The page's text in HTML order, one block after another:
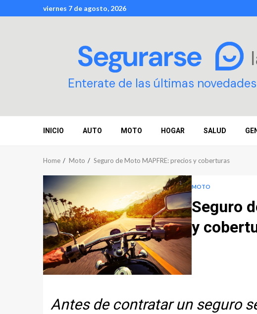
to
viernes 7 de agosto, 2026
Enterate de las últimas
INICIO AUTO MOTO HOGAR SALUD
Home Moto Seguro de Moto MAPFRE: precios y coberturas
MOTO
Seguro
y
Antes de contratar un seguro